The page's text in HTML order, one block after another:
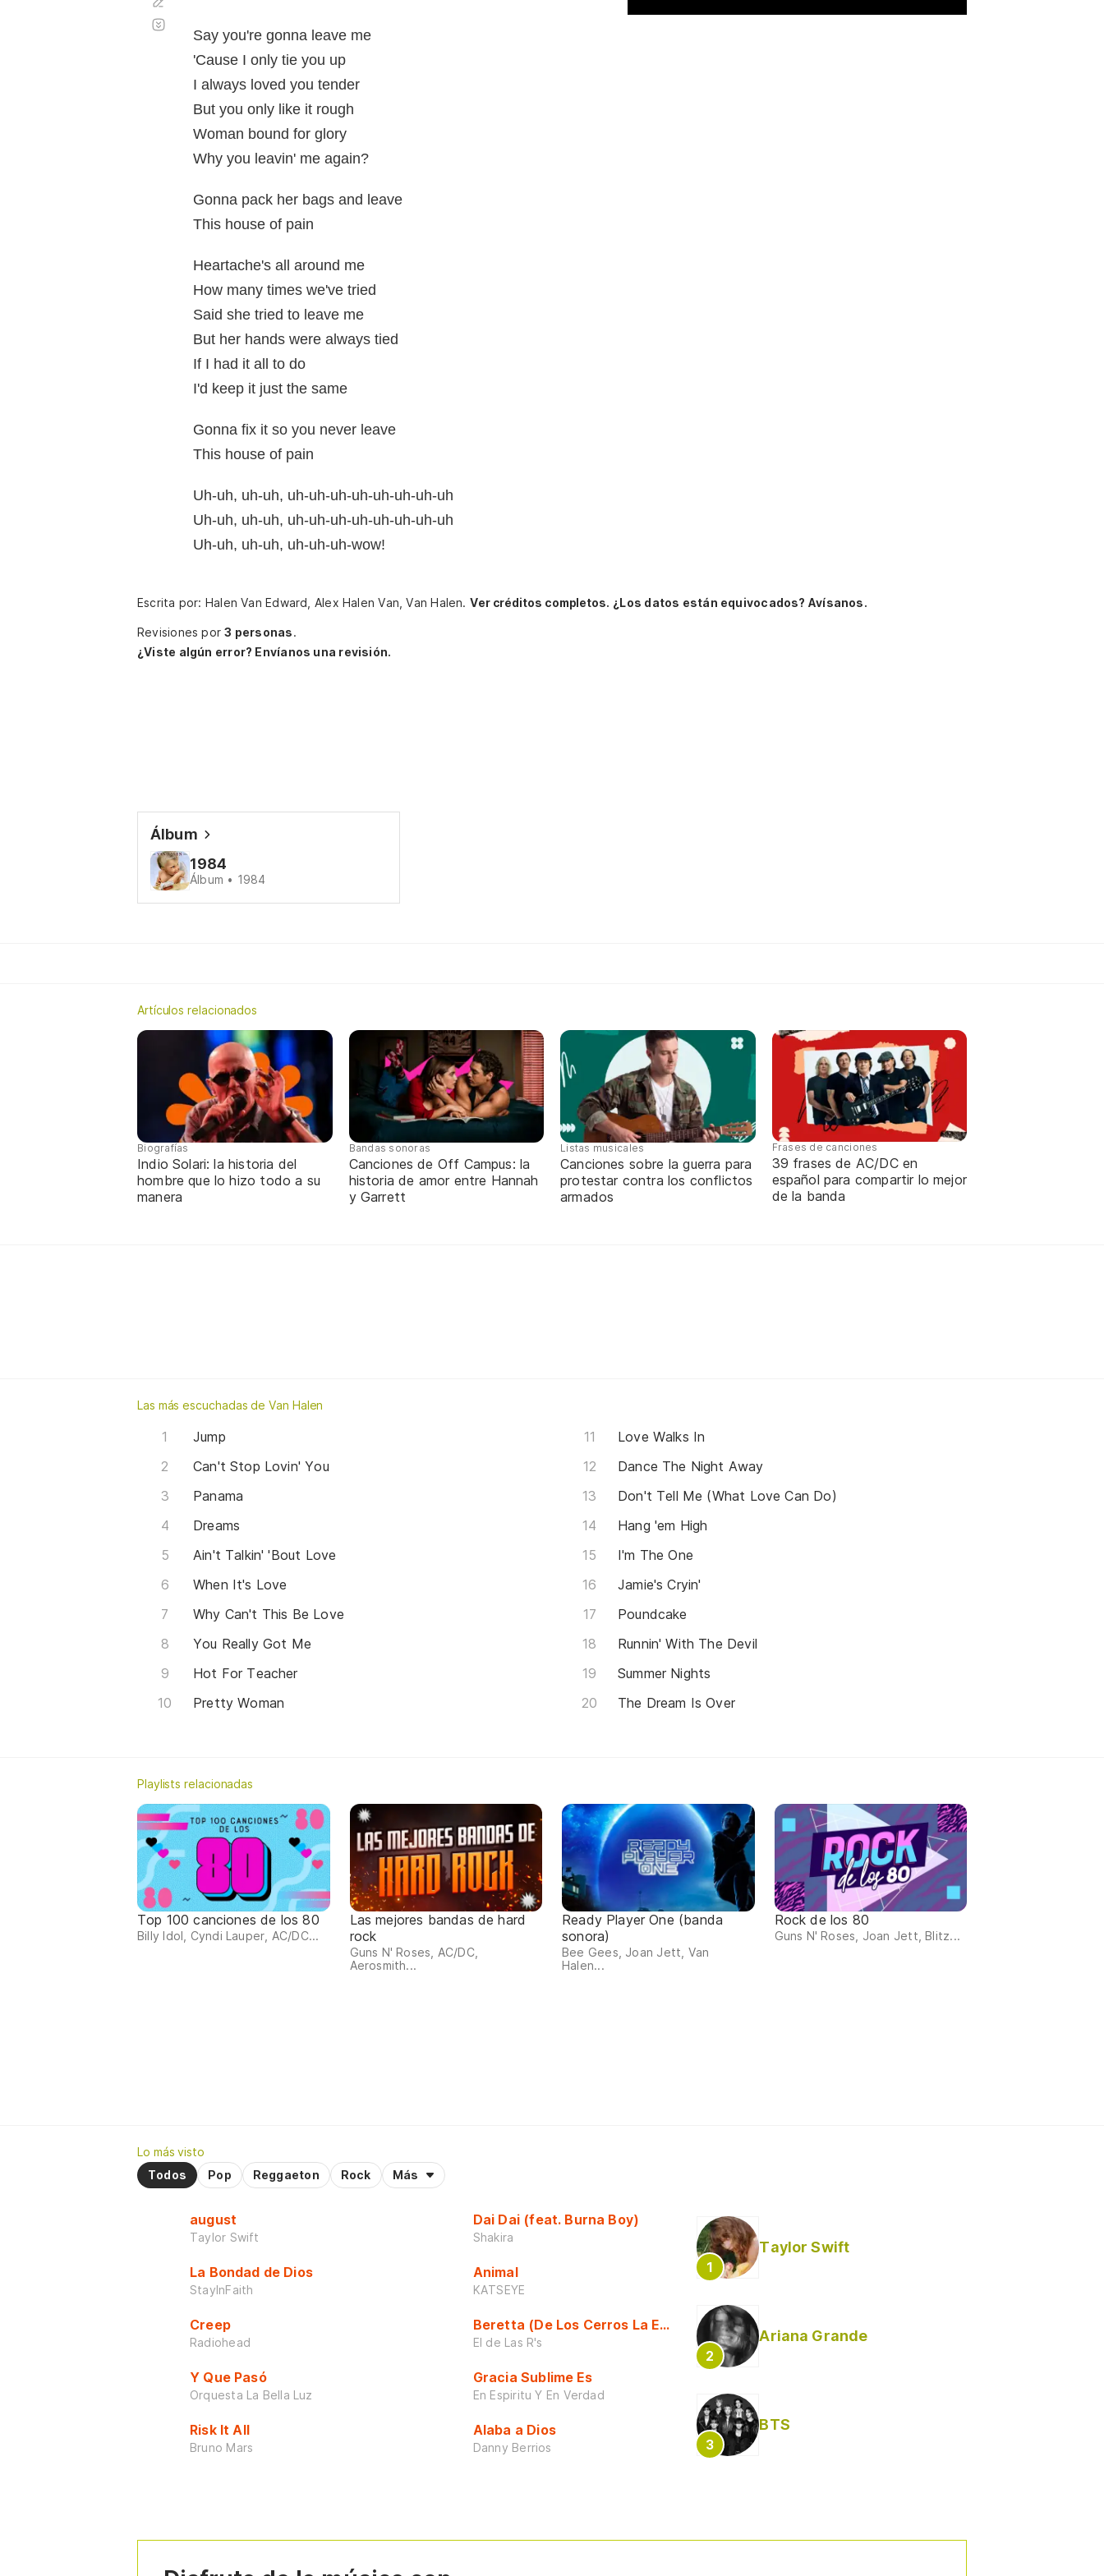
Say you're gonna leave me
'Cause I only tie you up
I always loved you tender
But you only like it rough
Woman bound for glory
Why you leavin' me again?
Gonna pack her bags and leave
This house of pain
Heartache's all around me
How many times we've tried
Said she tried to leave me
But her hands were always tied
If I had it all to do
I'd keep it just the same
Gonna fix it so you never leave
This house of pain
Uh-uh, uh-uh, uh-uh-uh-uh-uh-uh-uh-uh
Uh-uh, uh-uh, uh-uh-uh-uh-uh-uh-uh-uh
Uh-uh, uh-uh, uh-uh-uh-wow!
automático
Escrita por: Halen Van Edward, Alex Halen Van, Van Halen. Ver créditos completos. ¿Los datos están equivocados? Avísanos.
Revisiones por3 personas.
¿Viste algún error? Envíanos una revisión.
Álbum
1984
Álbum • 1984
Artículos relacionados
Biografías
Indio Solari: la historia del
hombre que lo hizo todo a su
manera
Bandas sonoras
Canciones de Off Campus: la
historia de amor entre Hannah
y Garrett
Listas musicales
Canciones sobre la guerra para
protestar contra los conflictos
armados
Frases de canciones
39 frases de AC/DC en
español para compartir lo mejor
de la banda
Las más escuchadas de Van Halen
Jump
Can't Stop Lovin' You
Panama
Dreams
Ain't Talkin' 'Bout Love
When It's Love
Why Can't This Be Love
You Really Got Me
Hot For Teacher
Pretty Woman
Love Walks In
Dance The Night Away
Don't Tell Me (What Love Can Do)
Hang 'em High
I'm The One
Jamie's Cryin'
Poundcake
Runnin' With The Devil
Summer Nights
The Dream Is Over
Playlists relacionadas
Top 100 canciones de los 80
Billy Idol, Cyndi Lauper, AC/DC...
Las mejores bandas de hard
rock
Guns N' Roses, AC/DC,
Aerosmith...
Ready Player One (banda
sonora)
Bee Gees, Joan Jett, Van
Halen...
Rock de los 80
Guns N' Roses, Joan Jett, Blitz...
Lo más visto
Todos
Pop Reggaeton Rock Más
august
Taylor Swift
La Bondad de Dios
StayInFaith
Creep
Radiohead
Y Que Pasó
Orquesta La Bella Luz
Risk It All
Bruno Mars
Dai Dai (feat. Burna Boy)
Shakira
Animal
KATSEYE
Beretta (De Los Cerros La Escuela)
El de Las R's
Gracia Sublime Es
En Espiritu Y En Verdad
Alaba a Dios
Danny Berrios
Taylor Swift
Ariana Grande
BTS